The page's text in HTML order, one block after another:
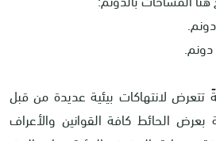
تتعرض لانتهاكات بيئية عديدة من قبل
بعرض الحائط كافة القوانين والأعراف